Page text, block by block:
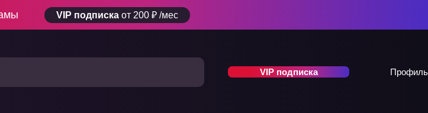
VIP подписка от 200 ₽ /мес
VIP подписка Профиль